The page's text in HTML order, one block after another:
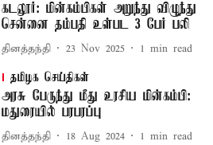
கடலூர்: மின்கம்பிகள் அறுந்து விழுந்து
சென்னை தம்பதி உள்பட 3 பேர் பலி
தினத்தந்தி 23 Nov 2025 1 min read
தமிழக செய்திகள்
அரசு பேருந்து மீது உரசிய மின்கம்பி:
மதுரையில் பரபரப்பு
தினத்தந்தி 18 Aug 2024 1 min read